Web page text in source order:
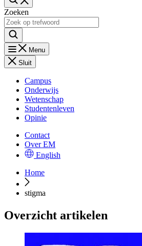
Zoeken
Menu
Sluit
Campus
Onderwijs
Wetenschap
Studentenleven
Opinie
Contact
Over EM
English
Home
stigma
Overzicht artikelen